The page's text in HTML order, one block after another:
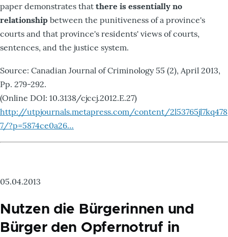
paper demonstrates that there is essentially no
relationship between the punitiveness of a province's
courts and that province's residents' views of courts,
sentences, and the justice system.
Source: Canadian Journal of Criminology 55 (2), April 2013,
Pp. 279-292.
(Online DOI: 10.3138/cjccj.2012.E.27)
http://utpjournals.metapress.com/content/2l53765jl7kq478
7/?p=5874ce0a26…
05.04.2013
Nutzen die Bürgerinnen und
Bürger den Opfernotruf in